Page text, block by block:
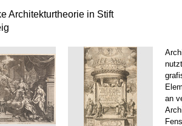
Architekturtheorie in Stift
an